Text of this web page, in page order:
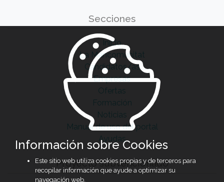
Secciones
Inicio
La Mancomunitat
Candidatos/as
Empresas
Ofertas
Formación
Noticias
Manual de uso del portal
Ayudas
Proyecto subvencionado
Información sobre Cookies
Este sitio web utiliza cookies propias y de terceros para
recopilar información que ayude a optimizar su
navegación web.